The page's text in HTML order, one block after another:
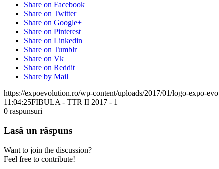
Share on Facebook
Share on Twitter
Share on Google+
Share on Pinterest
Share on Linkedin
Share on Tumblr
Share on Vk
Share on Reddit
Share by Mail
https://expoevolution.ro/wp-content/uploads/2017/01/logo-expo-
11:04:25FIBULA - TTR II 2017 - 1
0 raspunsuri
Lasă un răspuns
Want to join the discussion?
Feel free to contribute!